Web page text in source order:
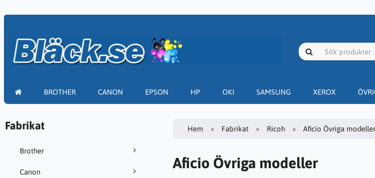
BROTHER CANON EPSON HP OKI SAMSUNG XEROX
Fabrikat
Brother
Canon
Hem Fabrikat Ricoh Aficio Övriga modeller
Aficio Övriga modeller